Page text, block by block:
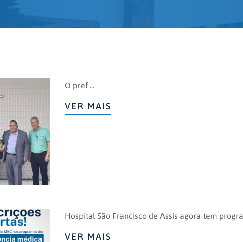
O pref ...
VER MAIS
Hospital São Francisco de Assis agora tem
VER MAIS